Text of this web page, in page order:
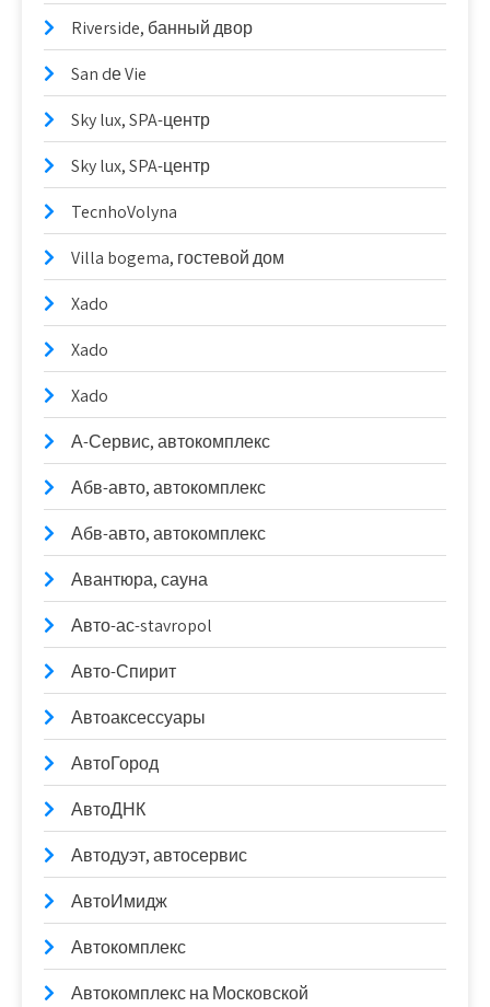
Riverside, банный двор
San dе Vie
Sky lux, SPA-центр
Sky lux, SPA-центр
TecnhoVolyna
Villa bogema, гостевой дом
Xado
Xado
Xado
А-Сервис, автокомплекс
Абв-авто, автокомплекс
Абв-авто, автокомплекс
Авантюра, сауна
Авто-ас-stavropol
Авто-Спирит
Автоаксессуары
АвтоГород
АвтоДНК
Автодуэт, автосервис
АвтоИмидж
Автокомплекс
Автокомплекс на Московской